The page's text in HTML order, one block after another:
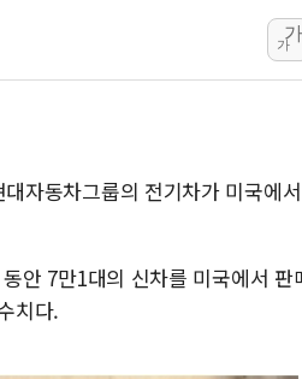
최태원, 노소영
하나금융, 명동
인천시 광복절 현
윤준병·이해민 의
여야, 황희 '버스
가
가
자동차그룹의 전기차가 미국에
안 7만1대의 신차를 미국에서 판
치다.